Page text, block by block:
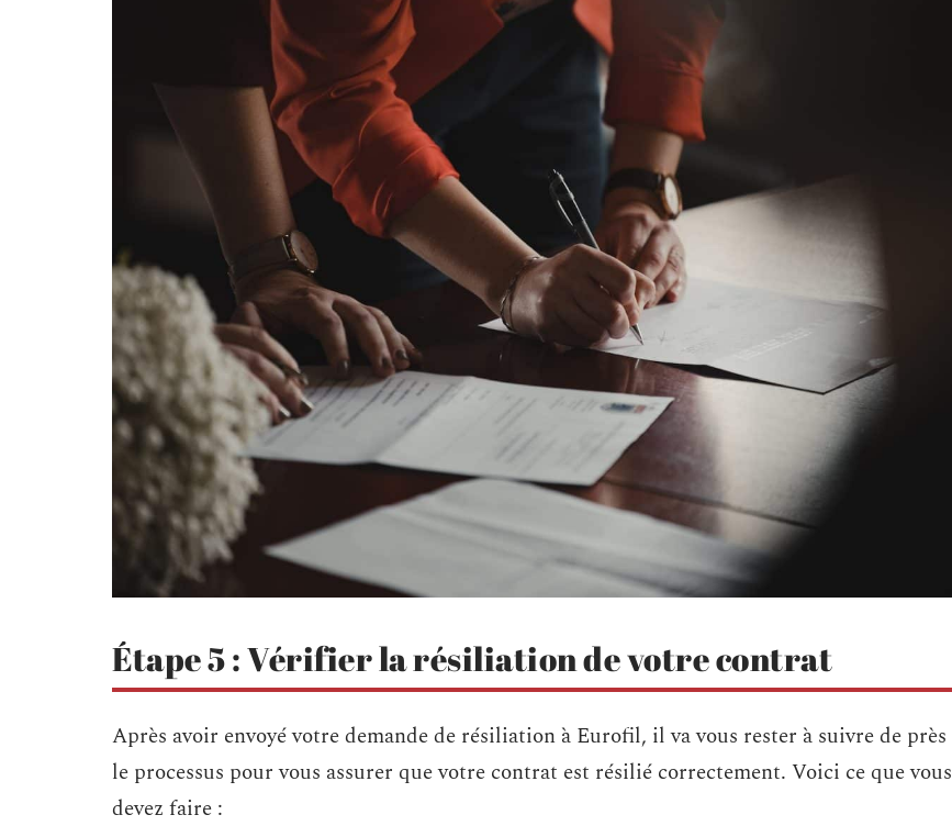
Étape 5 : Vérifier la résiliation de votre contrat
Après avoir envoyé votre demande de résiliation à Eurofil, il va vous rester à suivre de près
le processus pour vous assurer que votre contrat est résilié correctement. Voici ce que vous
devez faire :